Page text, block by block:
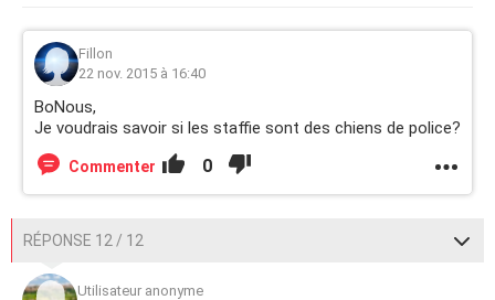
Fillon
22 nov. 2015 à 16:40
BoNous,
Je voudrais savoir si les staffie sont des chiens de police?
Commenter 0
RÉPONSE 12 / 12
Utilisateur anonyme